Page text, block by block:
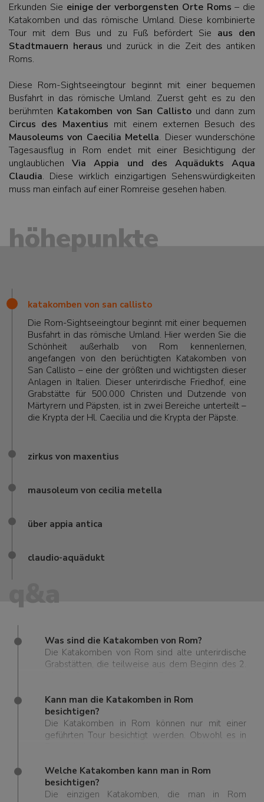
Erkunden Sie einige der verborgensten Orte Roms – die
Katakomben und das römische Umland. Diese kombinierte
Tour mit dem Bus und zu Fuß befördert Sie aus den
Stadtmauern heraus und zurück in die Zeit des antiken
Roms.
Diese Rom-Sightseeingtour beginnt mit einer bequemen
Busfahrt in das römische Umland. Zuerst geht es zu den
berühmten Katakomben von San Callisto und dann zum
Circus des Maxentius mit einem externen Besuch des
Mausoleums von Caecilia Metella. Dieser wunderschöne
Tagesausflug in Rom endet mit einer Besichtigung der
unglaublichenVia Appia und des Aquädukts Aqua
Claudia. Diese wirklich einzigartigen Sehenswürdigkeiten
muss man einfach auf einer Romreise gesehen haben.
höhepunkte
katakomben von san callisto
Die Rom-Sightseeingtour beginnt mit einer bequemen
Busfahrt in das römische Umland. Hier werden Sie die
Schönheit außerhalb von Rom kennenlernen,
angefangen von den berüchtigten Katakomben von
San Callisto – eine der größten und wichtigsten dieser
Anlagen in Italien. Dieser unterirdische Friedhof, eine
Grabstätte für 500.000 Christen und Dutzende von
Märtyrern und Päpsten, ist in zwei Bereiche unterteilt –
die Krypta der Hl. Caecilia und die Krypta der Päpste.
zirkus von maxentius
mausoleum von cecilia metella
über appia antica
claudio-aquädukt
q&a
Was sind die Katakomben von Rom?
Die Katakomben von Rom sind alte unterirdische
Grabstätten, die teilweise aus dem Beginn des 2.
damaliger Zeit (bevor das Christentum zur
Staatsreligion wurde). Diese geheimen
unterirdischen Gänge wurden 1578 durch Zufall
vom Archäologen Giovanni Battista de Rossi
bekannt sind, gibt es noch andere
Glaubensbekenntnisse, die hier im Untergrund
begraben sind.
Kann man die Katakomben in Rom
besichtigen?
Die Katakomben in Rom können nur mit einer
geführten Tour besichtigt werden. Obwohl es in
Welche Katakomben kann man in Rom
besichtigen?
Die einzigen Katakomben, die man in Rom